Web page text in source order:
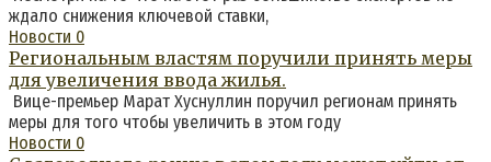
ждало снижения ключевой ставки,
Новости 0
Региональным властям поручили принять меры
для увеличения ввода жилья.
Вице-премьер Марат Хуснуллин поручил регионам принять
меры для того чтобы увеличить в этом году
Новости 0